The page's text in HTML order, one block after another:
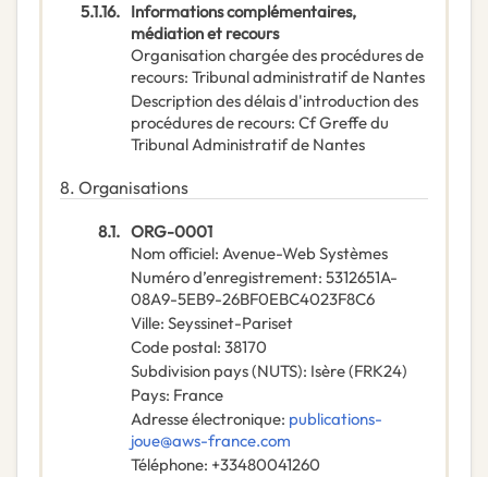
5.1.16. Informations complémentaires,
médiation et recours
Organisation chargée des procédures de
recours: Tribunal administratif de Nantes
Description des délais d'introduction des
procédures de recours: Cf Greffe du
Tribunal Administratif de Nantes
8. Organisations
8.1. ORG-0001
Nom officiel: Avenue-Web Systèmes
Numéro d’enregistrement: 5312651A-
08A9-5EB9-26BF0EBC4023F8C6
Ville: Seyssinet-Pariset
Code postal: 38170
Subdivision pays (NUTS): Isère(FRK24)
Pays: France
Adresse électronique: publications-
joue@aws-france.com
Téléphone: +33480041260